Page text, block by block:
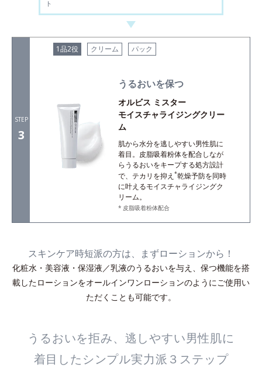
ト
STEP
3
1品2役 クリーム パック
うるおいを保つ
オルビス ミスター
モイスチャライジングクリー
ム
肌から水分を逃しやすい男性肌に
着目。皮脂吸着粉体を配合しなが
らうるおいをキープする処方設計
で、テカリを抑え *乾燥予防を同時
に叶えるモイスチャライジングク
リーム。
皮脂吸着粉体配合
スキンケア時短派の方は、まずローションから！
化粧水・美容液・保湿液／乳液のうるおいを与え、保つ機能を搭
載したローションをオールインワンローションのようにご使用い
ただくことも可能です。
うるおいを拒み、逃しやすい男性肌に
着目したシンプル実力派３ステップ